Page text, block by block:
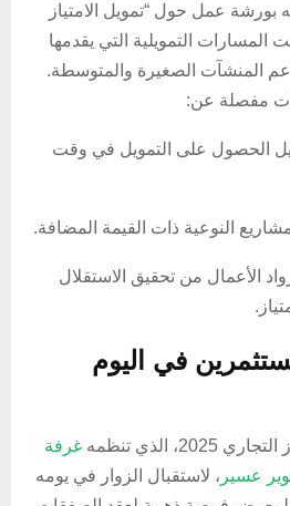
بورشة عمل حول “تمويل الامتياز
المسارات التمويلية التي يقدمها
المنشآت الصغيرة والمتوسطة.
مفصلة عن:
الحصول على التمويل في وقت
النوعية ذات القيمة المضافة.
الأعمال من تحقيق الاستقلال
في اليوم
الذي تنظمه
غرفة
عسير ، لاستقبال الزوار في يومه